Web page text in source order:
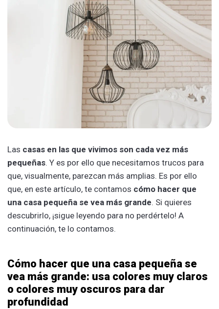
Las casas en las que vivimos son cada vez más
pequeñas. Y es por ello que necesitamos trucos para
que, visualmente, parezcan más amplias. Es por ello
que, en este artículo, te contamos cómo hacer que
una casa pequeña se vea más grande. Si quieres
descubrirlo, ¡sigue leyendo para no perdértelo! A
continuación, te lo contamos.
Cómo hacer que una casa pequeña se
vea más grande: usa colores muy claros
o colores muy oscuros para dar
profundidad